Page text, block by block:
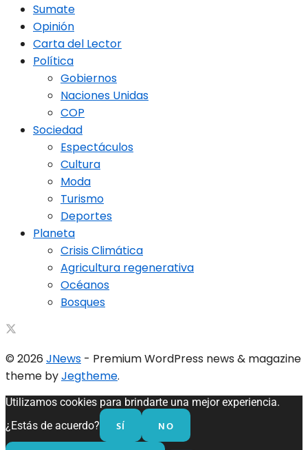
Sumate
Opinión
Carta del Lector
Política
Gobiernos
Naciones Unidas
COP
Sociedad
Espectáculos
Cultura
Moda
Turismo
Deportes
Planeta
Crisis Climática
Agricultura regenerativa
Océanos
Bosques
© 2026 JNews - Premium WordPress news & magazine
theme byJegtheme.
Utilizamos cookies para brindarte una mejor experiencia.
¿Estás de acuerdo?
SÍ NO